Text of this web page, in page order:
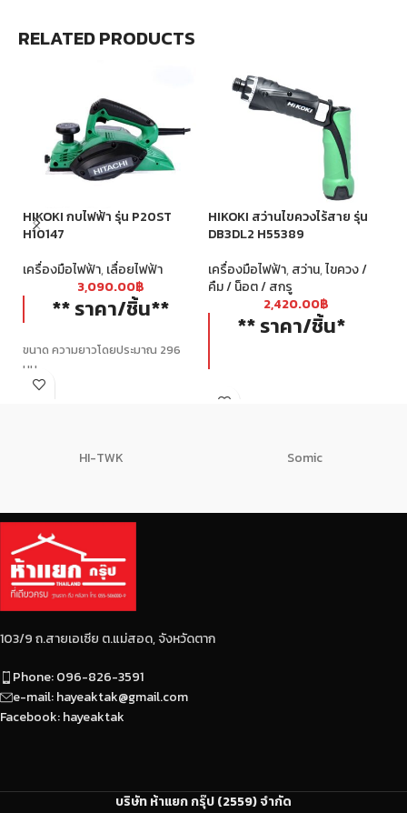
RELATED PRODUCTS
HIKOKI กบไฟฟ้า รุ่น P20ST
H10147
เครื่องมือไฟฟ้า,เลื่อยไฟฟ้า
3,090.00฿
** ราคา/ชิ้น**
ขนาด ความยาวโดยประมาณ 296
มม.
น้ำหนัก 2.5 กก.
HIKOKI สว่านไขควงไร้สาย รุ่น
DB3DL2 H55389
เครื่องมือไฟฟ้า,สว่าน,ไขควง /
คืม / น็อต / สกรู
2,420.00฿
** ราคา/ชิ้น*
HI-TWK Somic
103/9 ถ.สายเอเซีย ต.แม่สอด, จังหวัดตาก
Phone: 096-826-3591
e-mail: hayeaktak@gmail.com
Facebook: hayeaktak
บริษัท ห้าแยก กรุ๊ป (2559) จำกัด